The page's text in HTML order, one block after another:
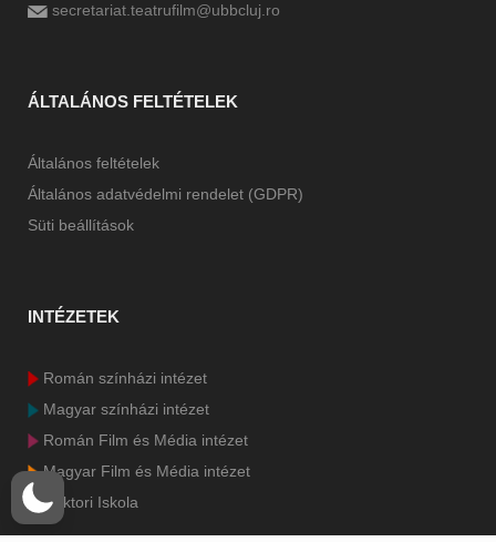
secretariat.teatrufilm@ubbcluj.ro
ÁLTALÁNOS FELTÉTELEK
Általános feltételek
Általános adatvédelmi rendelet (GDPR)
Süti beállítások
INTÉZETEK
Román színházi intézet
Magyar színházi intézet
Román Film és Média intézet
Magyar Film és Média intézet
Doktori Iskola